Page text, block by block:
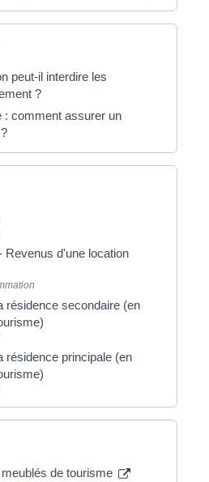
peut-il interdire les
?
: comment assurer un
Revenus d'une location
résidence secondaire (en
résidence principale (en
de tourisme